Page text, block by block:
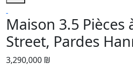
Maison 3.5 Pièces
Street, Pardes
3,290,000 ₪